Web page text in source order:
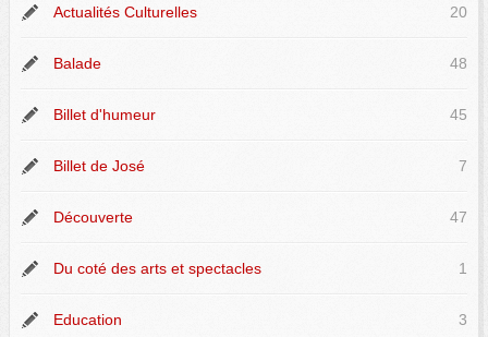
Actualités Culturelles 20
Balade 48
Billet d'humeur 45
Billet de José 7
Découverte 47
Du coté des arts et spectacles 1
Education 3